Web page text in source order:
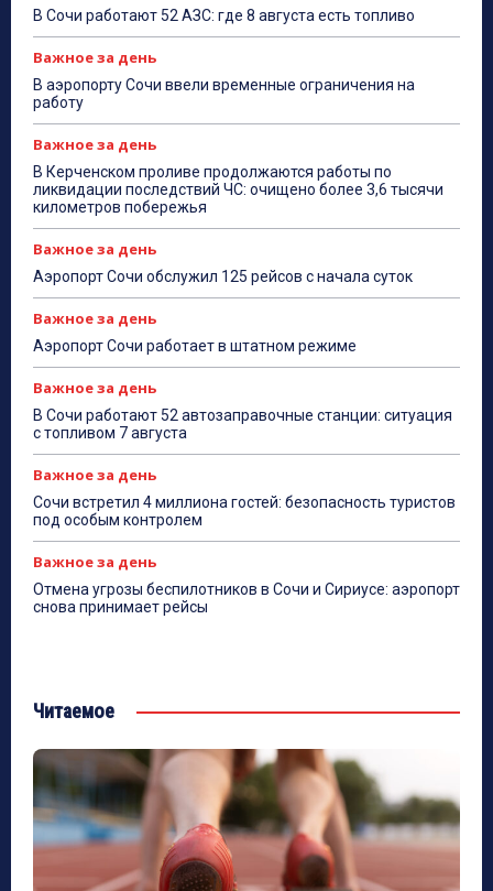
В Сочи работают 52 АЗС: где 8 августа есть топливо
Важное за день
В аэропорту Сочи ввели временные ограничения на
работу
Важное за день
В Керченском проливе продолжаются работы по
ликвидации последствий ЧС: очищено более 3,6 тысячи
километров побережья
Важное за день
Аэропорт Сочи обслужил 125 рейсов с начала суток
Важное за день
Аэропорт Сочи работает в штатном режиме
Важное за день
В Сочи работают 52 автозаправочные станции: ситуация
с топливом 7 августа
Важное за день
Сочи встретил 4 миллиона гостей: безопасность туристов
под особым контролем
Важное за день
Отмена угрозы беспилотников в Сочи и Сириусе: аэропорт
снова принимает рейсы
Читаемое